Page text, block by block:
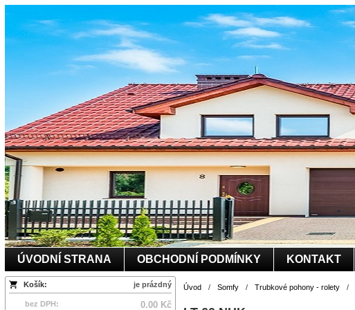
ÚVODNÍ STRANA OBCHODNÍ PODMÍNKY KONTAKT
Košík: je prázdný
bez DPH: 0.00 Kč
Úvod / Somfy / Trubkové pohony - rolety /